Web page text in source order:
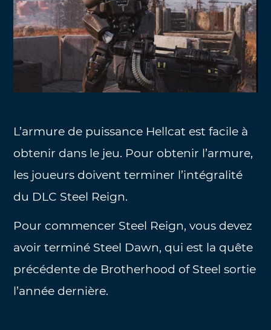
L’armure de puissance Hellcat est facile à
obtenir dans le jeu. Pour obtenir l’armure,
les joueurs doivent terminer l’intégralité
du DLC Steel Reign.
Pour commencer Steel Reign, vous devez
avoir terminé Steel Dawn, qui est la quête
précédente de Brotherhood of Steel sortie
l’année dernière.